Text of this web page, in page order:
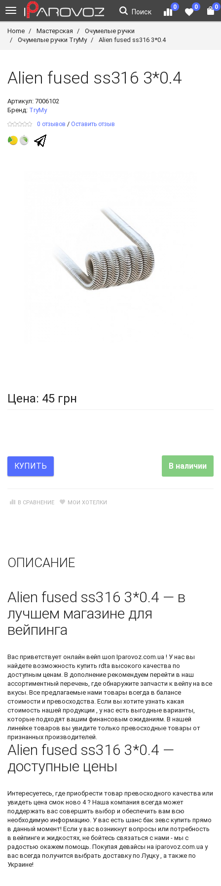
Поиск
0 0 0
Home Мастерская
Очумелые ручки
Очумелые ручки TryMy
Alien fused ss316 3*0.4
Alien fused ss316 3*0.4
Артикул: 7006102
Бренд: TryMy
0 отзывов / Оставить отзыв
Цена: 45 грн
КУПИТЬ В наличии
В СРАВНЕНИЕ МОИ ХОТЕЛКИ
ОПИСАНИЕ
Alien fused ss316 3*0.4 — в
лучшем магазине для
вейпинга
Вас приветствует онлайн вейп шоп Iparovoz.com.ua ! У нас вы
найдете возможность купить rdta высокого качества по
доступным ценам. В дополнение рекомендуем перейти в наш
ассортиментный перечень, где обнаружите запчасти к вейпуна все
вкусы. Все предлагаемые нами товары всегда в балансе
стоимости и превосходства. Если вы хотите узнать какая
стоимость нашей продукции , у нас есть выгодные варианты,
которые подходят вашим финансовым ожиданиям. В нашей
линейке товаров вы увидите только превосходные товары от
признанных производителей.
Alien fused ss316 3*0.4 —
доступные цены
Интересуетесь, где приобрести товар превосходного качества или
увидеть цена смок ново 4? Наша компания всегда может
поддержать вас совершить выбор и обеспечить вам всю
необходимую информацию. У вас есть шанс бак зевс купить прямо
в данный момент! Если у вас возникнут вопросы или потребность
в вейпинге и жидкостях, не бойтесь связаться с нами - мы с
радостью окажем помощь. Покупая девайсы на iparovoz.com.ua у
вас всегда получится выбрать доставку по Луцку , а также по
Украине!